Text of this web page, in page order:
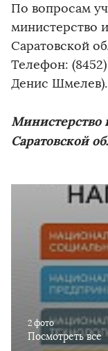
По вопросам
министерство
Саратовской
Телефон:
Денис Шмелев).
Министерство
Саратовской
2 фото
Посмотреть все